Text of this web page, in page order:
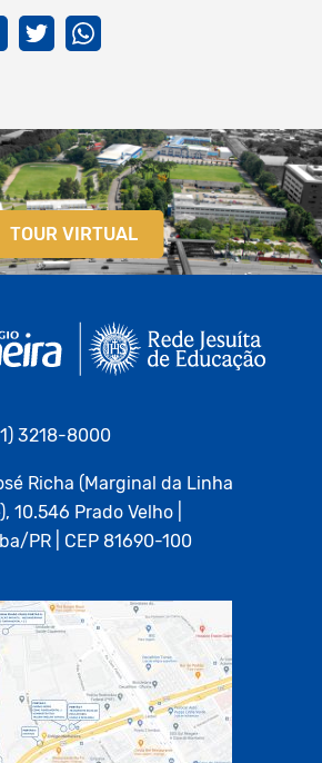
TOUR VIRTUAL
3218-8000
Richa (Marginal da Linha
10.546 Prado Velho |
PR | CEP 81690-100